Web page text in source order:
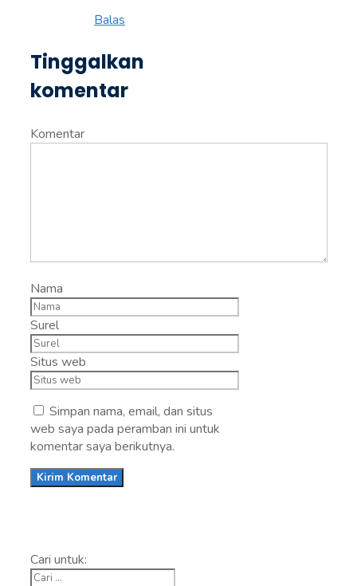
Balas
Tinggalkan
komentar
Komentar
Nama
Surel
Situs web
Simpan nama, email, dan situs
web saya pada peramban ini untuk
komentar saya berikutnya.
Cari untuk: